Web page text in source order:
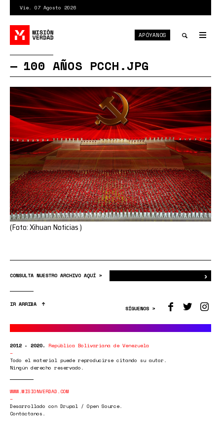
contenido
principal
Vie. 07 Agosto 2026
search
APÓYANOS
100 AÑOS PCCH.JPG
(Foto: Xihuan Noticias )
CONSULTA NUESTRO ARCHIVO AQUÍ > ›
IR ARRIBA
SÍGUENOS >
2012 - 2020. República Bolivariana de Venezuela
Todo el material puede reproducirse citando su autor.
Ningún derecho reservado.
WWW.MISIONVERDAD.COM
Desarrollado con Drupal / Open Source.
Contáctanos.